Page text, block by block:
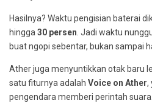
Hasilnya? Waktu pengisian baterai
hingga 30 persen . Jadi waktu
buat ngopi sebentar, bukan sampai
Ather juga menyuntikkan otak baru
satu fiturnya adalah Voice on Ather,
pengendara memberi perintah suara.